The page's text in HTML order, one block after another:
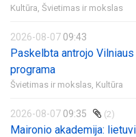
Kultūra, Švietimas ir mokslas
2026-08-07 09:43
Paskelbta antrojo
programa
Švietimas ir mokslas, Kultūra
2026-08-07 09:35 (2)
Maironio akademija: